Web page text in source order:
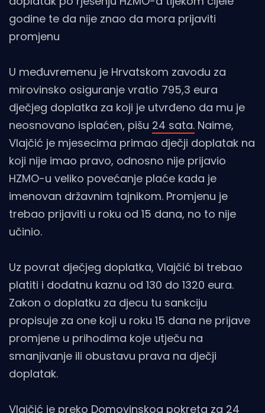
godine te da nije znao da mora prijaviti
promjenu
U međuvremenu je Hrvatskom zavodu za
mirovinsko osiguranje vratio 795,3 eura
dječjeg doplatka za koji je utvrđeno da mu je
neosnovano isplaćen, pišu 24 sata. Naime,
Vlajčić je mjesecima primao dječji doplatak na
koji nije imao pravo, odnosno nije prijavio
HZMO-u veliko povećanje plaće kada je
imenovan državnim tajnikom. Promjenu je
trebao prijaviti u roku od 15 dana, no to nije
učinio.
Uz povrat dječjeg doplatka, Vlajčić bi trebao
platiti i dodatnu kaznu od 130 do 1320 eura.
Zakon o doplatku za djecu tu sankciju
propisuje za one koji u roku 15 dana ne prijave
promjene u prihodima koje utječu na
smanjivanje ili obustavu prava na dječji
doplatak.
Vlajčić je preko Domovinskog pokreta za 24